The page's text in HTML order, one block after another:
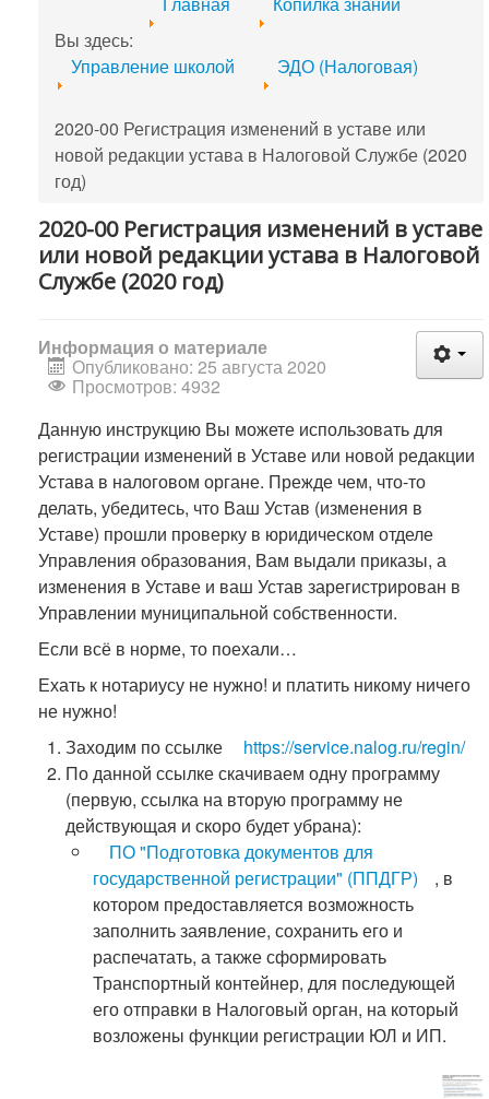
Вы здесь:
Управление школой ЭДО (Налоговая)
2020-00 Регистрация изменений в уставе или
новой редакции устава в Налоговой Службе (2020
год)
2020-00 Регистрация изменений в уставе
или новой редакции устава в Налоговой
Службе (2020 год)
Информация о материале
Опубликовано: 25 августа 2020
Просмотров: 4932
Данную инструкцию Вы можете использовать для
регистрации изменений в Уставе или новой редакции
Устава в налоговом органе. Прежде чем, что-то
делать, убедитесь, что Ваш Устав (изменения в
Уставе) прошли проверку в юридическом отделе
Управления образования, Вам выдали приказы, а
изменения в Уставе и ваш Устав зарегистрирован в
Управлении муниципальной собственности.
Если всё в норме, то поехали…
Ехать к нотариусу не нужно! и платить никому ничего
не нужно!
Заходим по ссылке
https://service.nalog.ru/regin/
По данной ссылке скачиваем одну программу
(первую, ссылка на вторую программу не
действующая и скоро будет убрана):
ПО "Подготовка документов для
государственной регистрации" (ППДГР)
, в
котором предоставляется возможность
заполнить заявление, сохранить его и
распечатать, а также сформировать
Транспортный контейнер, для последующей
его отправки в Налоговый орган, на который
возложены функции регистрации ЮЛ и ИП.